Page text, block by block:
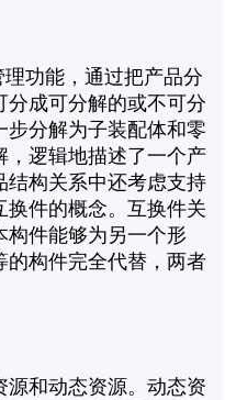
理功能，通过把产品分
成可分解的或不可分
分解为子装配体和零
，逻辑地描述了一个产
结构关系中还考虑支持
件的概念。互换件关
构件能够为另一个形
的构件完全代替，两者
和动态资源。动态资